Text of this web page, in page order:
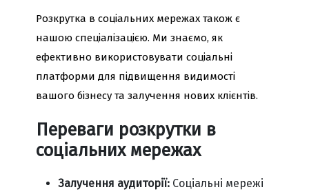
Розкрутка в соціальних мережах також є
нашою спеціалізацією. Ми знаємо, як
ефективно використовувати соціальні
платформи для підвищення видимості
вашого бізнесу та залучення нових клієнтів.
Переваги розкрутки в
соціальних мережах
Залучення аудиторії: Соціальні мережі